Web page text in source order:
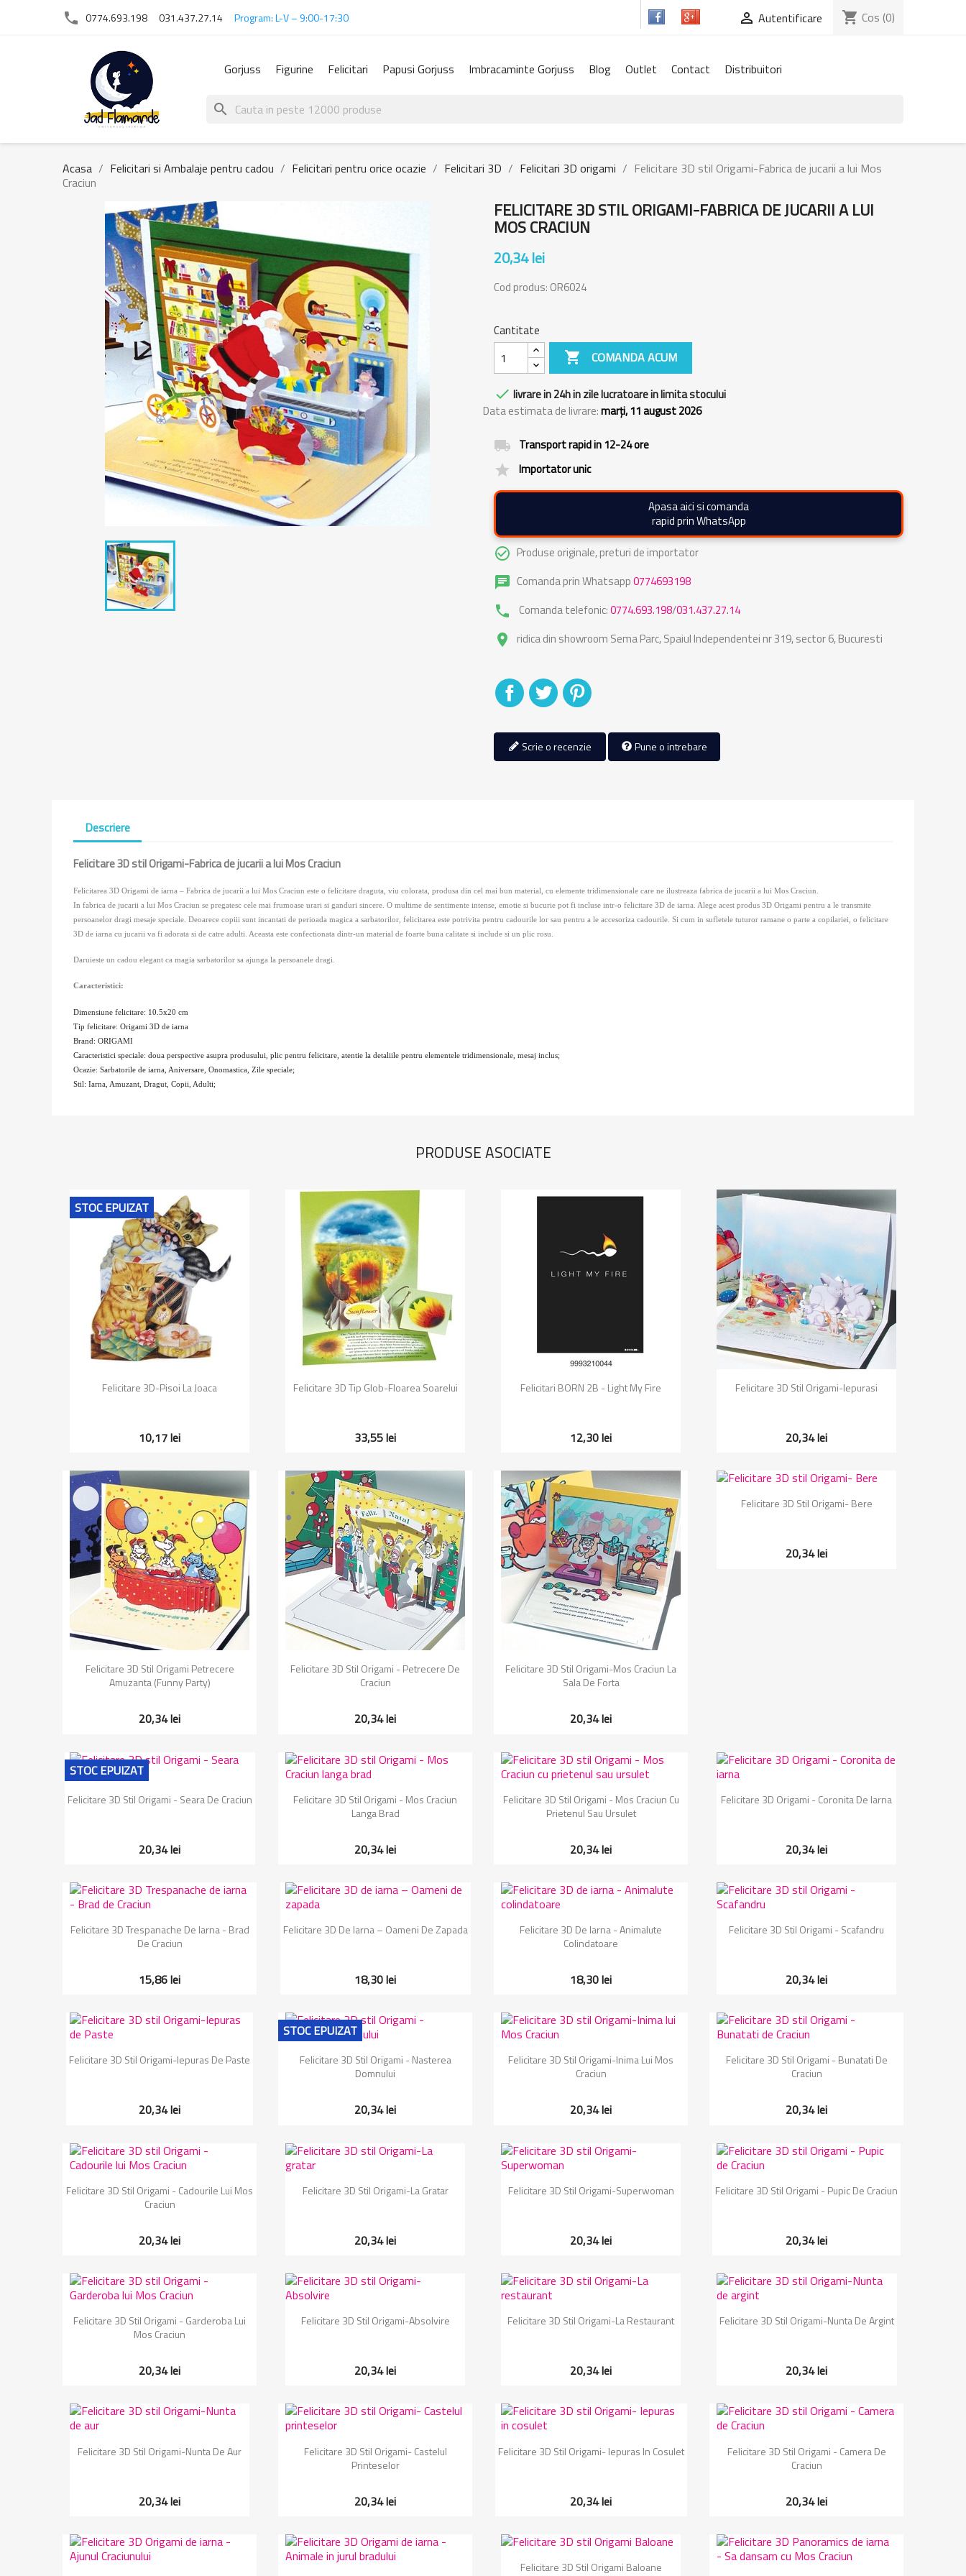
phone 0774.693.198 031.437.27.14 Program: L-V – 9:00-17:30  Autentificare shopping_cart Cos (0)
Gorjuss Figurine Felicitari Papusi Gorjuss Imbracaminte Gorjuss Blog Outlet Contact Distribuitori
search
Acasa Felicitari si Ambalaje pentru cadou Felicitari pentru orice ocazie Felicitari 3D Felicitari 3D origami
Felicitare 3D stil Origami-Fabrica de jucarii a lui Mos
Craciun
FELICITARE 3D STIL ORIGAMI-FABRICA DE JUCARII A LUI
MOS CRACIUN
20,34 lei
Cod produs: OR6024
Cantitate
 COMANDA ACUM
 livrare in 24h in zile lucratoare in limita stocului
Data estimata de livrare:marți, 11 august 2026
local_shipping Transport rapid in 12-24 ore
grade Importator unic
Apasa aici si comanda
rapid prin WhatsApp
check_circle_outline Produse originale, preturi de importator
chat Comanda prin Whatsapp0774693198
phone Comanda telefonic:0774.693.198/031.437.27.14
place ridica din showroom Sema Parc, Spaiul Independentei nr 319, sector 6, Bucuresti
DistribuitiTweet
Scrie o recenzie Pune o intrebare
Descriere
Felicitare 3D stil Origami-Fabrica de jucarii a lui Mos Craciun
Felicitarea 3D Origami de iarna – Fabrica de jucarii a lui Mos Craciun este o felicitare draguta, viu colorata, produsa din cel mai bun material, cu elemente tridimensionale care ne ilustreaza fabrica de jucarii a lui Mos Craciun.
In fabrica de jucarii a lui Mos Craciun se pregatesc cele mai frumoase urari si ganduri sincere. O multime de sentimente intense, emotie si bucurie pot fi incluse intr-o felicitare 3D de iarna. Alege acest produs 3D Origami pentru a le transmite
persoanelor dragi mesaje speciale. Deoarece copiii sunt incantati de perioada magica a sarbatorilor, felicitarea este potrivita pentru cadourile lor sau pentru a le accesoriza cadourile. Si cum in sufletele tuturor ramane o parte a copilariei, o felicitare
3D de iarna cu jucarii va fi adorata si de catre adulti. Aceasta este confectionata dintr-un material de foarte buna calitate si include si un plic rosu.
Daruieste un cadou elegant ca magia sarbatorilor sa ajunga la persoanele dragi.
Caracteristici:
Dimensiune felicitare: 10.5x20 cm
Tip felicitare: Origami 3D de iarna
Brand: ORIGAMI
Caracteristici speciale: doua perspective asupra produsului, plic pentru felicitare, atentie la detaliile pentru elementele tridimensionale, mesaj inclus;
Ocazie: Sarbatorile de iarna, Aniversare, Onomastica, Zile speciale;
Stil: Iarna, Amuzant, Dragut, Copii, Adulti;
PRODUSE ASOCIATE
Vizualizare rapida
Felicitare 3D-Pisoi La Joaca
10,17 lei
STOC EPUIZAT
Vizualizare rapida
Felicitare 3D Tip Glob-Floarea Soarelui
33,55 lei
 Vizualizare rapida
Felicitari BORN 2B - Light My Fire
12,30 lei
Vizualizare rapida
Felicitare 3D Stil Origami-Iepurasi
20,34 lei
 Vizualizare rapida
Felicitare 3D Stil Origami Petrecere
Amuzanta (Funny Party)
20,34 lei
Vizualizare rapida
Felicitare 3D Stil Origami - Petrecere De
Craciun
20,34 lei
Vizualizare rapida
Felicitare 3D Stil Origami-Mos Craciun La
Sala De Forta
20,34 lei
Vizualizare rapida
Felicitare 3D Stil Origami- Bere
20,34 lei
Vizualizare rapida
Felicitare 3D Stil Origami - Seara De Craciun
20,34 lei
STOC EPUIZAT
Vizualizare rapida
Felicitare 3D Stil Origami - Mos Craciun
Langa Brad
20,34 lei
 Vizualizare rapida
Felicitare 3D Stil Origami - Mos Craciun Cu
Prietenul Sau Ursulet
20,34 lei
Vizualizare rapida
Felicitare 3D Origami - Coronita De Iarna
20,34 lei
Vizualizare rapida
Felicitare 3D Trespanache De Iarna - Brad
De Craciun
15,86 lei
Vizualizare rapida
Felicitare 3D De Iarna – Oameni De Zapada
18,30 lei
Vizualizare rapida
Felicitare 3D De Iarna - Animalute
Colindatoare
18,30 lei
Vizualizare rapida
Felicitare 3D Stil Origami - Scafandru
20,34 lei
Vizualizare rapida
Felicitare 3D Stil Origami-Iepuras De Paste
20,34 lei
 Vizualizare rapida
Felicitare 3D Stil Origami - Nasterea
Domnului
20,34 lei
STOC EPUIZAT
Vizualizare rapida
Felicitare 3D Stil Origami-Inima Lui Mos
Craciun
20,34 lei
Vizualizare rapida
Felicitare 3D Stil Origami - Bunatati De
Craciun
20,34 lei
Vizualizare rapida
Felicitare 3D Stil Origami - Cadourile Lui Mos
Craciun
20,34 lei
 Vizualizare rapida
Felicitare 3D Stil Origami-La Gratar
20,34 lei
Vizualizare rapida
Felicitare 3D Stil Origami-Superwoman
20,34 lei
Vizualizare rapida
Felicitare 3D Stil Origami - Pupic De Craciun
20,34 lei
Vizualizare rapida
Felicitare 3D Stil Origami - Garderoba Lui
Mos Craciun
20,34 lei
 Vizualizare rapida
Felicitare 3D Stil Origami-Absolvire
20,34 lei
Vizualizare rapida
Felicitare 3D Stil Origami-La Restaurant
20,34 lei
 Vizualizare rapida
Felicitare 3D Stil Origami-Nunta De Argint
20,34 lei
Vizualizare rapida
Felicitare 3D Stil Origami-Nunta De Aur
20,34 lei
Vizualizare rapida
Felicitare 3D Stil Origami- Castelul
Printeselor
20,34 lei
Vizualizare rapida
Felicitare 3D Stil Origami- Iepuras In Cosulet
20,34 lei
Vizualizare rapida
Felicitare 3D Stil Origami - Camera De
Craciun
20,34 lei
Vizualizare rapida
Felicitare 3D Stil Origami Baloane